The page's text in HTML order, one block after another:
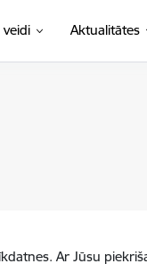
Aktualitātes
Ar Jūsu